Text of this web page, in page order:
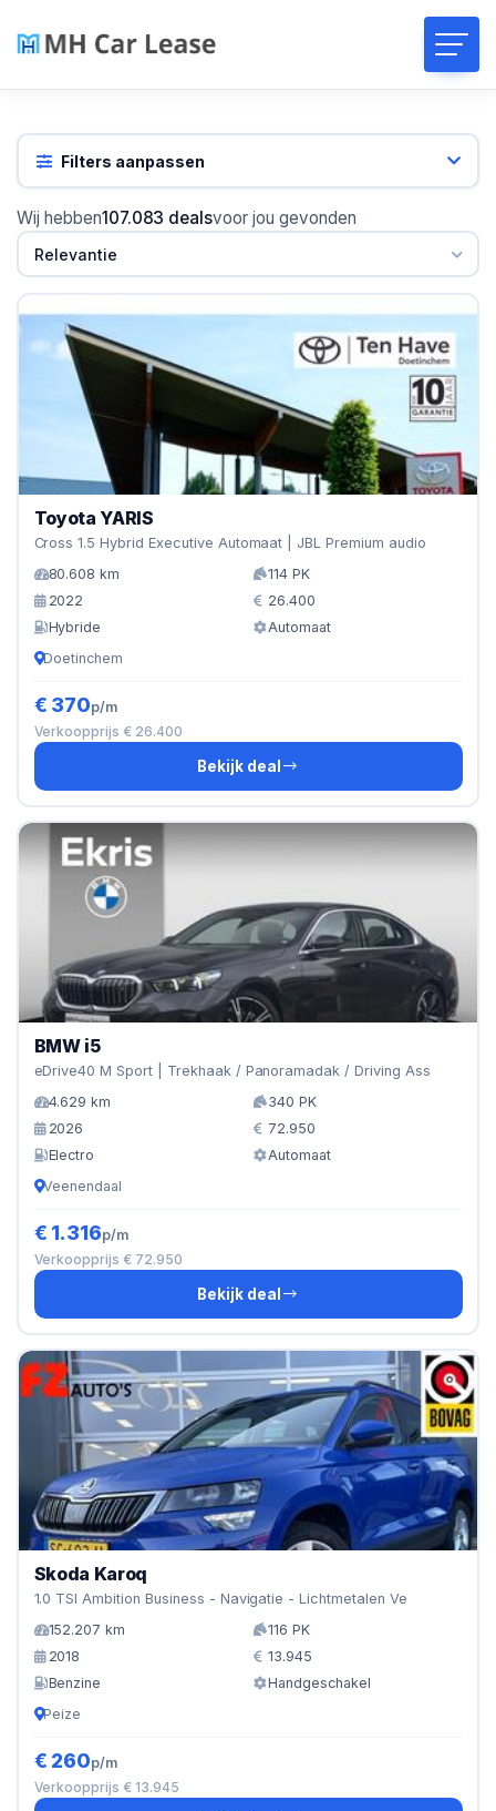
Filters aanpassen
Wij hebben107.083 dealsvoor jou gevonden
Relevantie
Toyota YARIS
Cross 1.5 Hybrid Executive Automaat | JBL Premium audio
80.608 km
114 PK
2022
26.400
Hybride
Automaat
Doetinchem
€ 370p/m
Verkoopprijs € 26.400
Bekijk deal
BMW i5
eDrive40 M Sport | Trekhaak / Panoramadak / Driving Ass
4.629 km
340 PK
2026
72.950
Electro
Automaat
Veenendaal
€ 1.316p/m
Verkoopprijs € 72.950
Bekijk deal
Skoda Karoq
1.0 TSI Ambition Business - Navigatie - Lichtmetalen Ve
152.207 km
116 PK
2018
13.945
Benzine
Handgeschakel
Peize
€ 260p/m
Verkoopprijs € 13.945